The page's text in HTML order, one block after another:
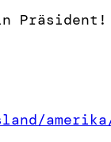
Präsident!